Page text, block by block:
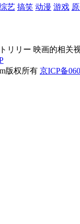
艺 搞笑 动漫 游戏
リリー 映画的相关
版权所有 京ICP备